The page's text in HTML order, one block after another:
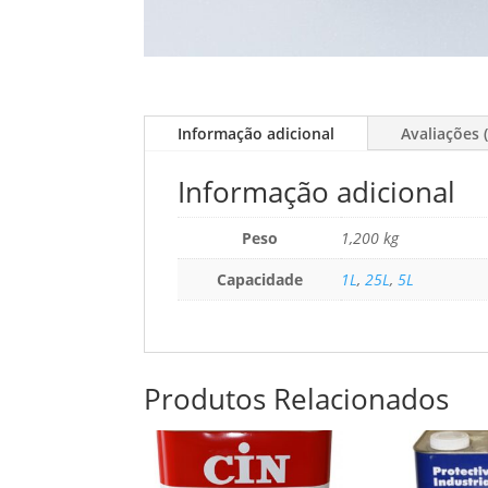
Informação adicional Avaliações
Informação adicional
Peso
1,200 kg
Capacidade
1L, 25L, 5L
Produtos Relacionados